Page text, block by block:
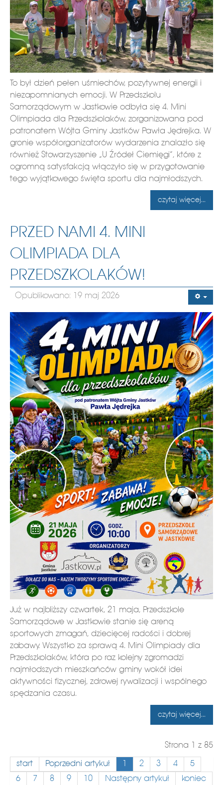
To był dzień pełen uśmiechów, pozytywnej energii i
niezapomnianych emocji. W Przedszkolu
Samorządowym w Jastkowie odbyła się 4. Mini
Olimpiada dla Przedszkolaków, zorganizowana pod
patronatem Wójta Gminy Jastków Pawła Jędrejka. W
gronie współorganizatorów wydarzenia znalazło się
również Stowarzyszenie „U Źródeł Ciemięgi”, które z
ogromną satysfakcją włączyło się w przygotowanie
tego wyjątkowego święta sportu dla najmłodszych.
czytaj więcej...
PRZED NAMI 4. MINI
OLIMPIADA DLA
PRZEDSZKOLAKÓW!
Opublikowano: 19 maj 2026
Już w najbliższy czwartek, 21 maja, Przedszkole
Samorządowe w Jastkowie stanie się areną
sportowych zmagań, dziecięcej radości i dobrej
zabawy. Wszystko za sprawą 4. Mini Olimpiady dla
Przedszkolaków, która po raz kolejny zgromadzi
najmłodszych mieszkańców gminy wokół idei
aktywności fizycznej, zdrowej rywalizacji i wspólnego
spędzania czasu.
czytaj więcej...
Strona 1 z 85
start Poprzedni artykuł 2 3 4
5
6
7 8 9 10 Następny artykuł koniec